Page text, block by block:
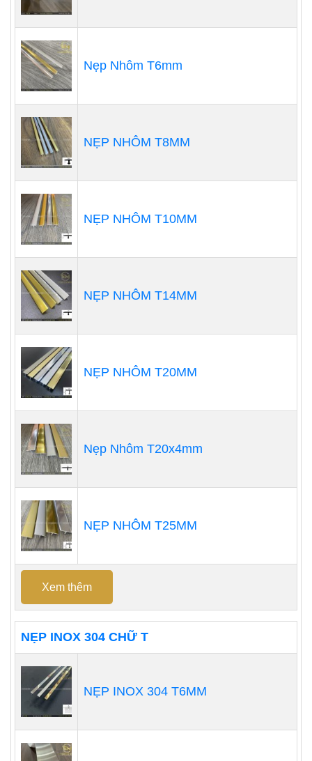
Nẹp Nhôm T6mm
NẸP NHÔM T8MM
NẸP NHÔM T10MM
NẸP NHÔM T14MM
NẸP NHÔM T20MM
Nẹp Nhôm T20x4mm
NẸP NHÔM T25MM
Xem thêm
NẸP INOX 304 CHỮ T
NẸP INOX 304 T6MM